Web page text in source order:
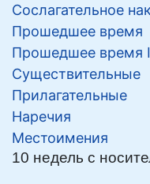
Сослагательное
Прошедшее время
Прошедшее время
Существительные
Прилагательные
Наречия
Местоимения
10 недель с